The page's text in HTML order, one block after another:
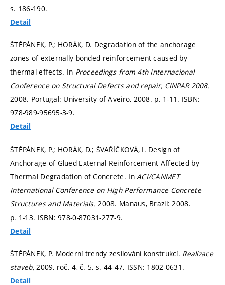
s. 186-190.
Detail
ŠTĚPÁNEK, P.; HORÁK, D. Degradation of the anchorage
zones of externally bonded reinforcement caused by
thermal effects. In Proceedings from 4th Internacional
Conference on Structural Defects and repair, CINPAR 2008.
2008. Portugal: University of Aveiro, 2008. p. 1-11. ISBN:
978-989-95695-3-9.
Detail
ŠTĚPÁNEK, P.; HORÁK, D.; ŠVAŘÍČKOVÁ, I. Design of
Anchorage of Glued External Reinforcement Affected by
Thermal Degradation of Concrete. InACI/CANMET
International Conference on High Performance Concrete
Structures and Materials. 2008. Manaus, Brazil: 2008.
p. 1-13. ISBN: 978-0-87031-277-9.
Detail
ŠTĚPÁNEK, P. Moderní trendy zesilování konstrukcí. Realizace
staveb,2009, roč. 4, č. 5, s. 44-47. ISSN: 1802-0631.
Detail